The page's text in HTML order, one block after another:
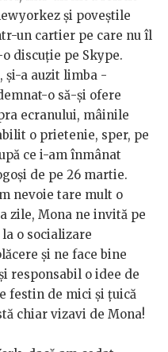
și poveștile
un cartier pe care nu îl
discuție pe Skype.
și-a auzit limba -
o să-și ofere
ecranului, mâinile
o prietenie, sper, pe
ce i-am înmânat
de pe 26 martie.
nevoie tare mult o
zile, Mona ne invită pe
o socializare
și ne face bine
responsabil o idee de
festin de mici și țuică
chiar vizavi de Mona!